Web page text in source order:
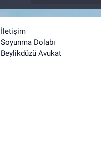
İletişim
Soyunma Dolabı
Beylikdüzü Avukat